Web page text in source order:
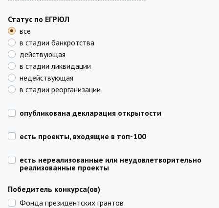
Статус по ЕГРЮЛ
все
в стадии банкротства
действующая
в стадии ликвидации
недействующая
в стадии реорганизации
опубликована декларация открытости
есть проекты, входящие в топ-100
есть нереализованные или неудовлетворительно
реализованные проекты
Победитель конкурса(ов)
Фонда президентских грантов